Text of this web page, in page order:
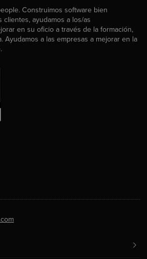
Construimos software bien
ayudamos a los/as
en su oficio a través de la formación,
Ayudamos a las empresas a mejorar en la